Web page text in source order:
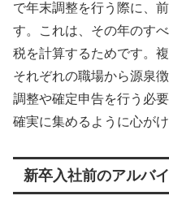
で年末調整を行う際に、
す。これは、その年のす
税を計算するためです。
それぞれの職場から源泉
調整や確定申告を行う必
確実に集めるように心がけ
新卒入社前のアルバ